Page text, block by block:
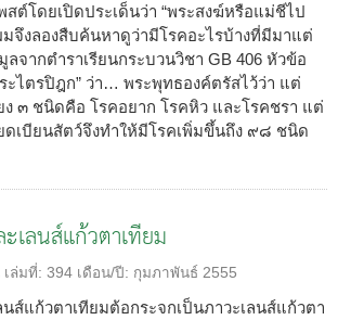
สต์โดยเปิดประเด็นว่า “พระสงฆ์หรือแม่ชีไป
มจึงลองสืบค้นหาดูว่ามีโรคอะไรบ้างที่มีมาแต่
จากตำราเรียนกระบวนวิชา GB 406 หัวข้อ
ะไตรปิฎก” ว่า… พระพุทธองค์ตรัสไว้ว่า แต่
ง ๓ ชนิดคือ โรคอยาก โรคหิว และโรคชรา แต่
ดเบียนสัตว์จึงทำให้มีโรคเพิ่มขึ้นถึง ๙๘ ชนิด
เลนส์แก้วตาเทียม
เล่มที่: 394 เดือน/ปี: กุมภาพันธ์ 2555
ส์แก้วตาเทียมต้อกระจกเป็นภาวะเลนส์แก้วตา